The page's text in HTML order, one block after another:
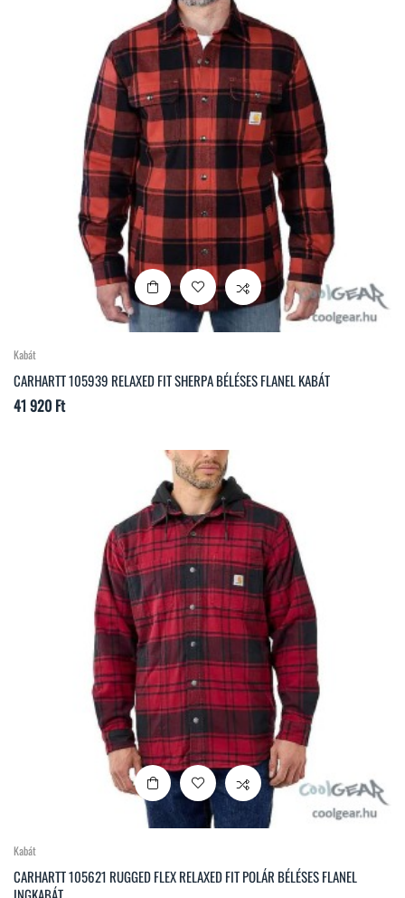
Kabát
CARHARTT 105939 RELAXED FIT SHERPA BÉLÉSES FLANEL KABÁT
Ár
41 920 Ft
Kabát
CARHARTT 105621 RUGGED FLEX RELAXED FIT POLÁR BÉLÉSES FLANEL